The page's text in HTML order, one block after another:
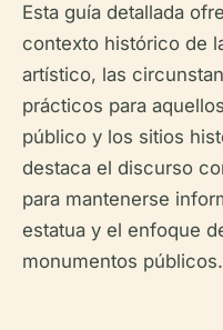
Esta guía detallada
contexto histórico de
artístico, las
prácticos para
público y los sitios
destaca el discurso
para mantenerse
estatua y el enfoque
monumentos públicos.